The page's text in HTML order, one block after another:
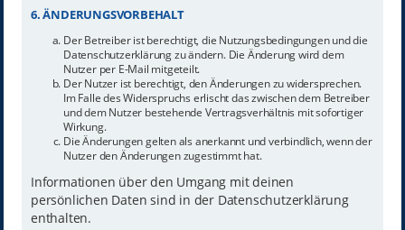
6. ÄNDERUNGSVORBEHALT
Der Betreiber ist berechtigt, die Nutzungsbedingungen und die
Datenschutzerklärung zu ändern. Die Änderung wird dem
Nutzer per E-Mail mitgeteilt.
Der Nutzer ist berechtigt, den Änderungen zu widersprechen.
Im Falle des Widerspruchs erlischt das zwischen dem Betreiber
und dem Nutzer bestehende Vertragsverhältnis mit sofortiger
Wirkung.
Die Änderungen gelten als anerkannt und verbindlich, wenn der
Nutzer den Änderungen zugestimmt hat.
Informationen über den Umgang mit deinen
persönlichen Daten sind in der Datenschutzerklärung
enthalten.